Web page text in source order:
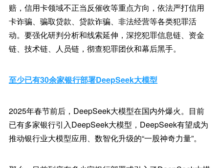
赔，信用卡领域不正当反催收等重点方向，依法严打信用
卡诈骗、骗取贷款、贷款诈骗、非法经营等各类犯罪活
动。要强化研判分析和线索延伸，深挖犯罪信息链、资金
链、技术链、人员链，彻查犯罪团伙和幕后黑手。
至少已有30余家银行部署DeepSeek大模型
2025年春节前后，DeepSeek大模型在国内外爆火。目前
已有多家银行引入DeepSeek大模型，DeepSeek有望成为
推动银行业大模型应用、数智化升级的“一股神奇力量”。